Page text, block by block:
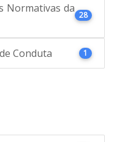
Normativas da
28
Conduta 1